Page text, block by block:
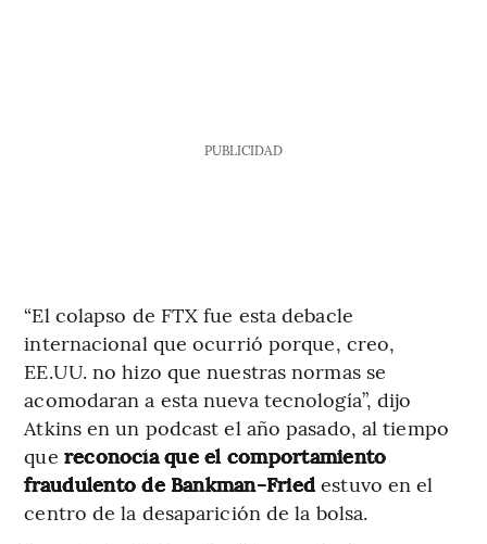
PUBLICIDAD
“El colapso de FTX fue esta debacle
internacional que ocurrió porque, creo,
EE.UU. no hizo que nuestras normas se
acomodaran a esta nueva tecnología”, dijo
Atkins en un podcast el año pasado, al tiempo
que reconocía que el comportamiento
fraudulento de Bankman-Fried estuvo en el
centro de la desaparición de la bolsa.